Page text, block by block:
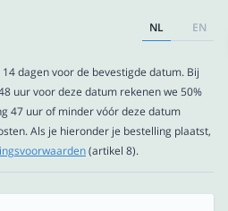
NL EN
dagen voor de bevestigde datum. Bij
uur voor deze datum rekenen we 50%
47 uur of minder vóór deze datum
Als je hieronder je bestelling plaatst,
(artikel 8).